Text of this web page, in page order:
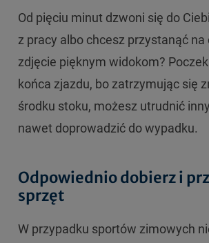
Od pięciu minut dzwoni się do
z pracy albo chcesz przystanąć
zdjęcie pięknym widokom?
końca zjazdu, bo zatrzymując się
środku stoku, możesz utrudnić
nawet doprowadzić do wypadku.
Odpowiednio dobierz i
sprzęt
W przypadku sportów zimowych